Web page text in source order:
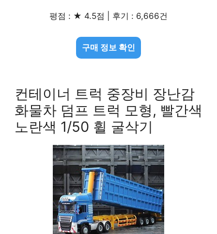
평점 : ★ 4.5점 | 후기 : 6,666건
구매 정보 확인
컨테이너 트럭 중장비 장난감
화물차 덤프 트럭 모형, 빨간색
노란색 1/50 휠 굴삭기